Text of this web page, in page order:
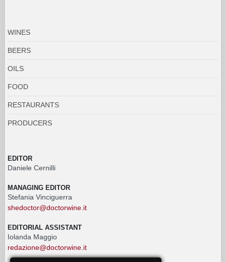
WINES
BEERS
OILS
FOOD
RESTAURANTS
PRODUCERS
EDITOR
Daniele Cernilli
MANAGING EDITOR
Stefania Vinciguerra
shedoctor@doctorwine.it
EDITORIAL ASSISTANT
Iolanda Maggio
redazione@doctorwine.it